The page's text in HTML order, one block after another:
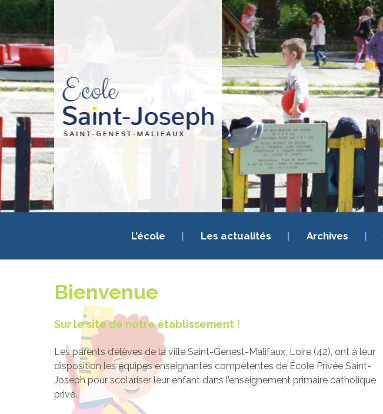
L’école Les actualités Archives
Bienvenue
Sur le site de notre établissement !
Les parents d’élèves de la ville Saint-Genest-Malifaux, Loire (42), ont à leur
disposition les équipes enseignantes compétentes de École Privée Saint-
Joseph pour scolariser leur enfant dans l’enseignement primaire catholique
privé.